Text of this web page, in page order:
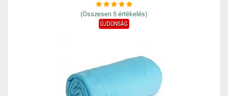
(Összesen 5 értékelés)
ÚJDONSÁG